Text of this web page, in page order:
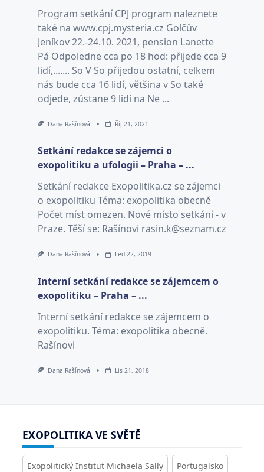
Program setkání CPJ program naleznete
také na www.cpj.mysteria.cz Golčův
Jeníkov 22.-24.10. 2021, pension Lanette
Pá Odpoledne cca po 18 hod: přijede cca 9
lidí,....... So V So přijedou ostatní, celkem
nás bude cca 16 lidí, většina v So také
odjede, zůstane 9 lidí na Ne ...
Dana Rašínová Říj 21, 2021
Setkání redakce se zájemci o
exopolitiku a ufologii – Praha – ...
Setkání redakce Exopolitika.cz se zájemci
o exopolitiku Téma: exopolitika obecně
Počet míst omezen. Nové místo setkání - v
Praze. Těší se: Rašínovi rasin.k@seznam.cz
Dana Rašínová Led 22, 2019
Interní setkání redakce se zájemcem o
exopolitiku – Praha – ...
Interní setkání redakce se zájemcem o
exopolitiku. Téma: exopolitika obecně.
Rašínovi
Dana Rašínová Lis 21, 2018
EXOPOLITIKA VE SVĚTĚ
Exopolitický Institut Michaela Sally Portugalsko